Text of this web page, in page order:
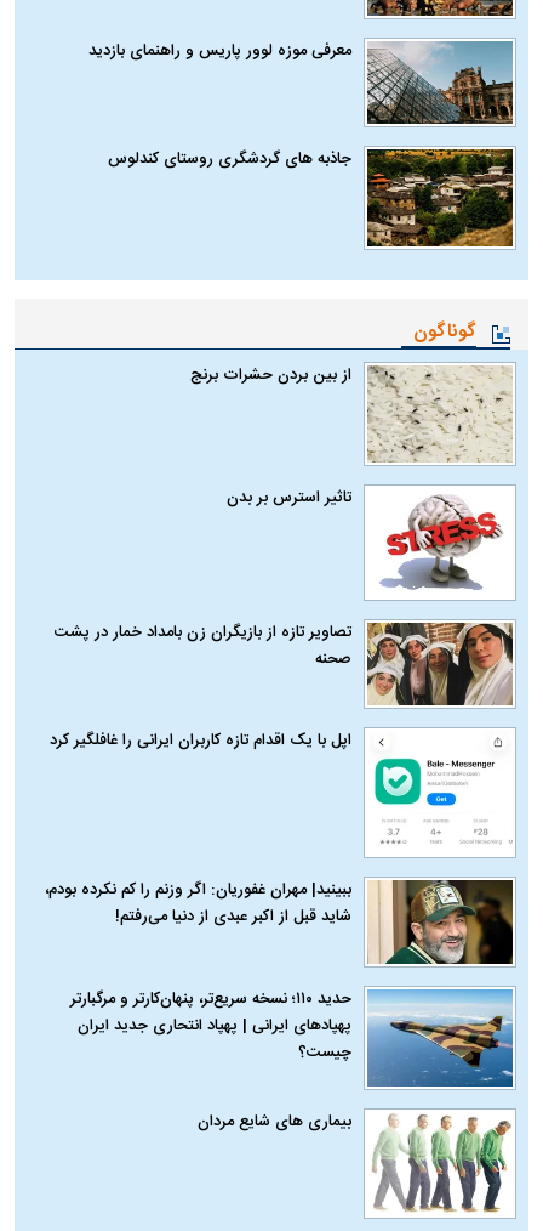
معرفی موزه لوور پاریس و راهنمای بازدید
جاذبه های گردشگری روستای کندلوس
گوناگون
از بین بردن حشرات برنج
تاثیر استرس بر بدن
تصاویر تازه از بازیگران زن بامداد خمار در پشت
صحنه
اپل با یک اقدام تازه کاربران ایرانی را غافلگیر کرد
ببینید| مهران غفوریان: اگر وزنم را کم نکرده بودم،
شاید قبل از اکبر عبدی از دنیا می‌رفتم!
حدید ۱۱۰؛ نسخه سریع‌تر، پنهان‌کارتر و مرگبارتر
پهپادهای ایرانی | پهپاد انتحاری جدید ایران
چیست؟
بیماری‌ های شایع مردان